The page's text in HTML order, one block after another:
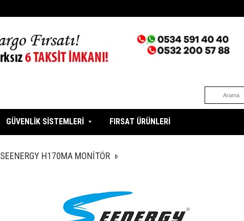
GÜVENLİK SİSTEMLERİ FIRSAT ÜRÜNLERİ
SEENERGY H170MA MONİTÖR